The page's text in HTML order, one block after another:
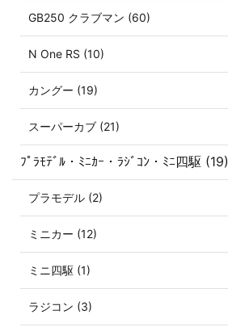
GB250 クラブマン (60)
N One RS (10)
カングー (19)
スーパーカブ (21)
ﾌﾟﾗﾓﾃﾞﾙ・ﾐﾆｶｰ・ﾗｼﾞｺﾝ・ﾐﾆ四駆 (19)
プラモデル (2)
ミニカー (12)
ミニ四駆 (1)
ラジコン (3)